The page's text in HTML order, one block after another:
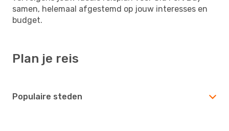
samen, helemaal afgestemd op jouw interesses en
budget.
Plan je reis
Populaire steden